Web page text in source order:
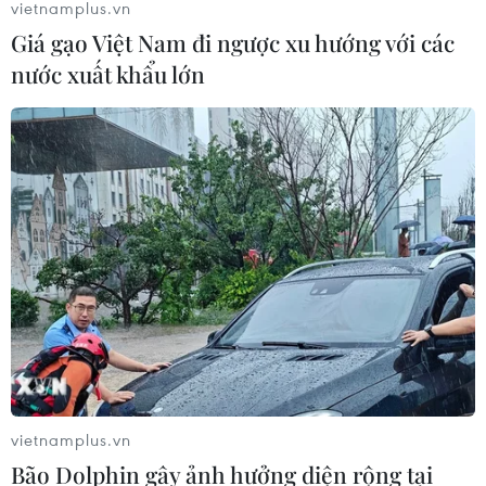
Google Wallet cho phép phụ huynh
thiết lập số dư an toàn của con cái
06/08/2026 23:44
NAPAS và KiotViet hợp tác mở rộng
hệ sinh thái thanh toán VietQR
06/08/2026 14:03
BIDV chốt ngày chia 498 triệu cổ
phiếu, tăng vốn điều lệ lên 77.783 tỷ
đồng
06/08/2026 13:42
vietnamplus.vn
Giá gạo Việt Nam đi ngược xu hướng với các
nước xuất khẩu lớn
vietnamplus.vn
Bão Dolphin gây ảnh hưởng diện rộng tại